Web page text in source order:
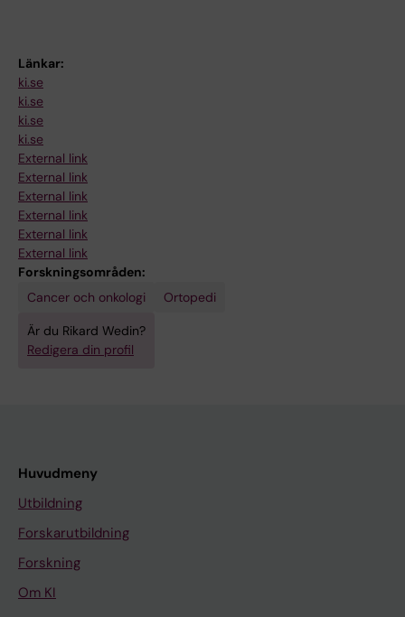
Länkar:
ki.se
ki.se
ki.se
ki.se
External link
External link
External link
External link
External link
External link
Forskningsområden:
Cancer och onkologi
Ortopedi
Är du Rikard Wedin?
Redigera din profil
Huvudmeny
Utbildning
Forskarutbildning
Forskning
Om KI